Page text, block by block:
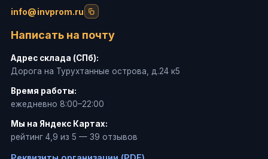
info@invprom.ru
Написать на почту
Адрес склада (СПб):
Дорога на Турухтанные острова, д.24 к5
Время работы:
ежедневно 8:00–22:00
Мы на Яндекс Картах:
рейтинг 4,9 из 5 — 39 отзывов